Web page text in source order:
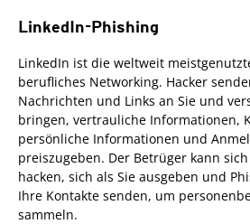
LinkedIn-Phishing
LinkedIn ist die weltweit
berufliches Networking. Hacker
Nachrichten und Links an Sie und
bringen, vertrauliche Informationen,
persönliche Informationen und
preiszugeben. Der Betrüger kann
hacken, sich als Sie ausgeben und
Ihre Kontakte senden, um
sammeln.